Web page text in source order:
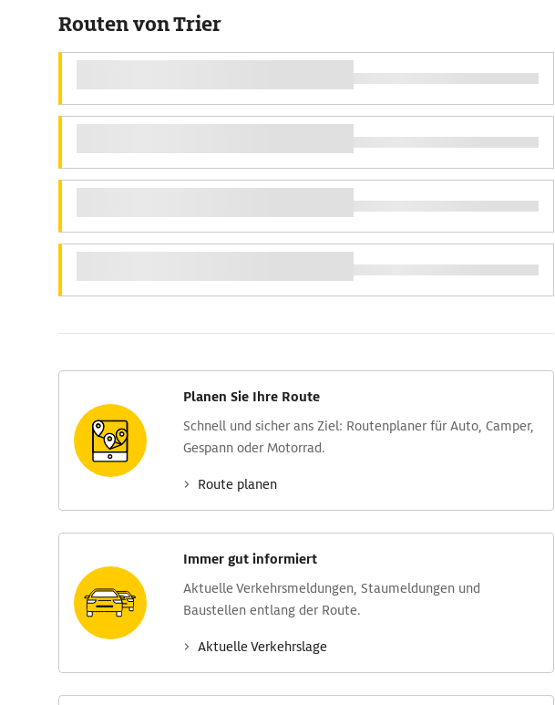
Routen von Trier
Planen Sie Ihre Route
Schnell und sicher ans Ziel: Routen­planer für Auto, Camper,
Gespann oder Motorrad.
Route planen
Immer gut informiert
Aktuelle Verkehrs­meldungen, Stau­meldungen und
Baustellen entlang der Route.
Aktuelle Verkehrs­lage